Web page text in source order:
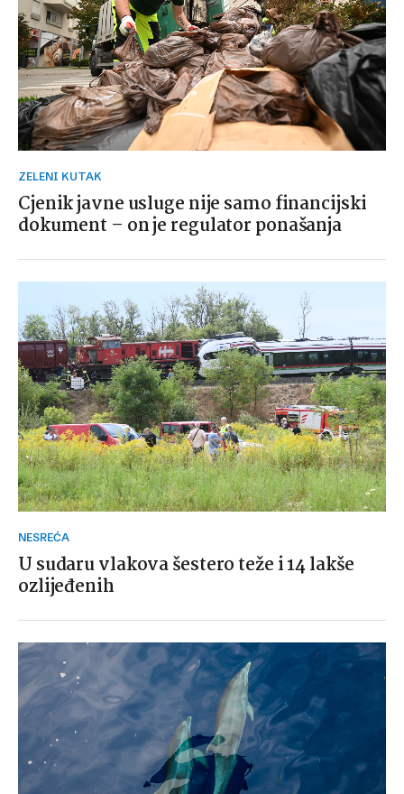
ZELENI KUTAK
Cjenik javne usluge nije samo financijski
dokument – on je regulator ponašanja
NESREĆA
U sudaru vlakova šestero teže i 14 lakše
ozlijeđenih